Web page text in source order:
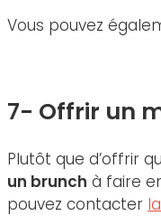
Vous pouvez
7- Offrir un
Plutôt que d’offrir
un brunch à faire
pouvez contacter